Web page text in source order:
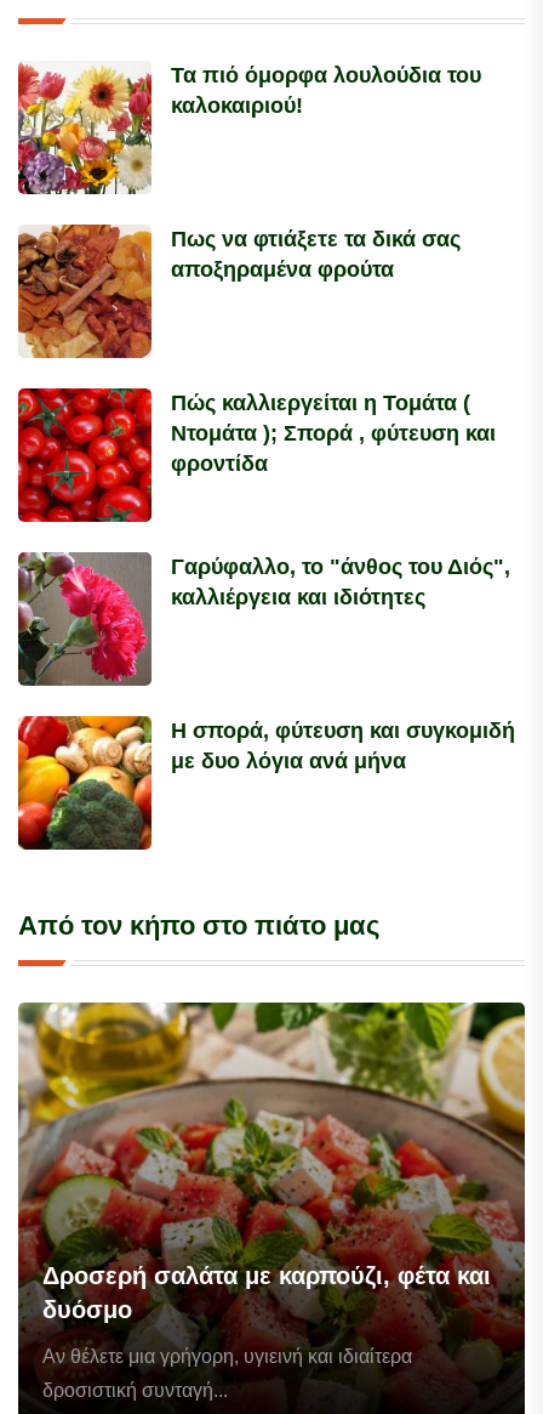
Τα πιό όμορφα λουλούδια του
καλοκαιριού!
Πως να φτιάξετε τα δικά σας
αποξηραμένα φρούτα
Πώς καλλιεργείται η Τομάτα (
Ντομάτα ); Σπορά , φύτευση και
φροντίδα
Γαρύφαλλο, το "άνθος του Διός",
καλλιέργεια και ιδιότητες
Η σπορά, φύτευση και συγκομιδή
με δυο λόγια ανά μήνα
Από τον κήπο στο πιάτο μας
Δροσερή σαλάτα με καρπούζι, φέτα και
δυόσμο
Αν θέλετε μια γρήγορη, υγιεινή και ιδιαίτερα
δροσιστική συνταγή...